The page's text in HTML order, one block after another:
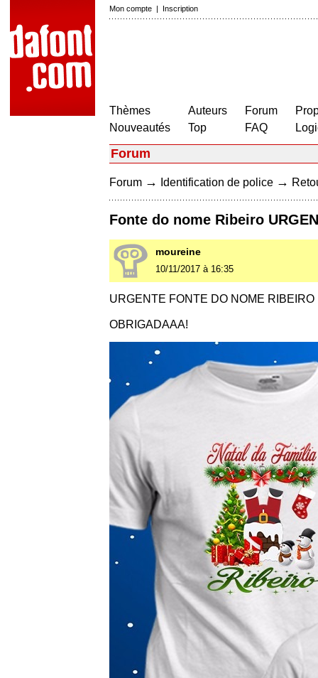
Mon compte | Inscription
Thèmes
Nouveautés
Auteurs
Top
Forum
FAQ
Forum
Forum → Identification de police →
Fonte do nome Ribeiro
moureine
10/11/2017 à 16:35
URGENTE FONTE DO NOME RIBEIRO
OBRIGADAAA!